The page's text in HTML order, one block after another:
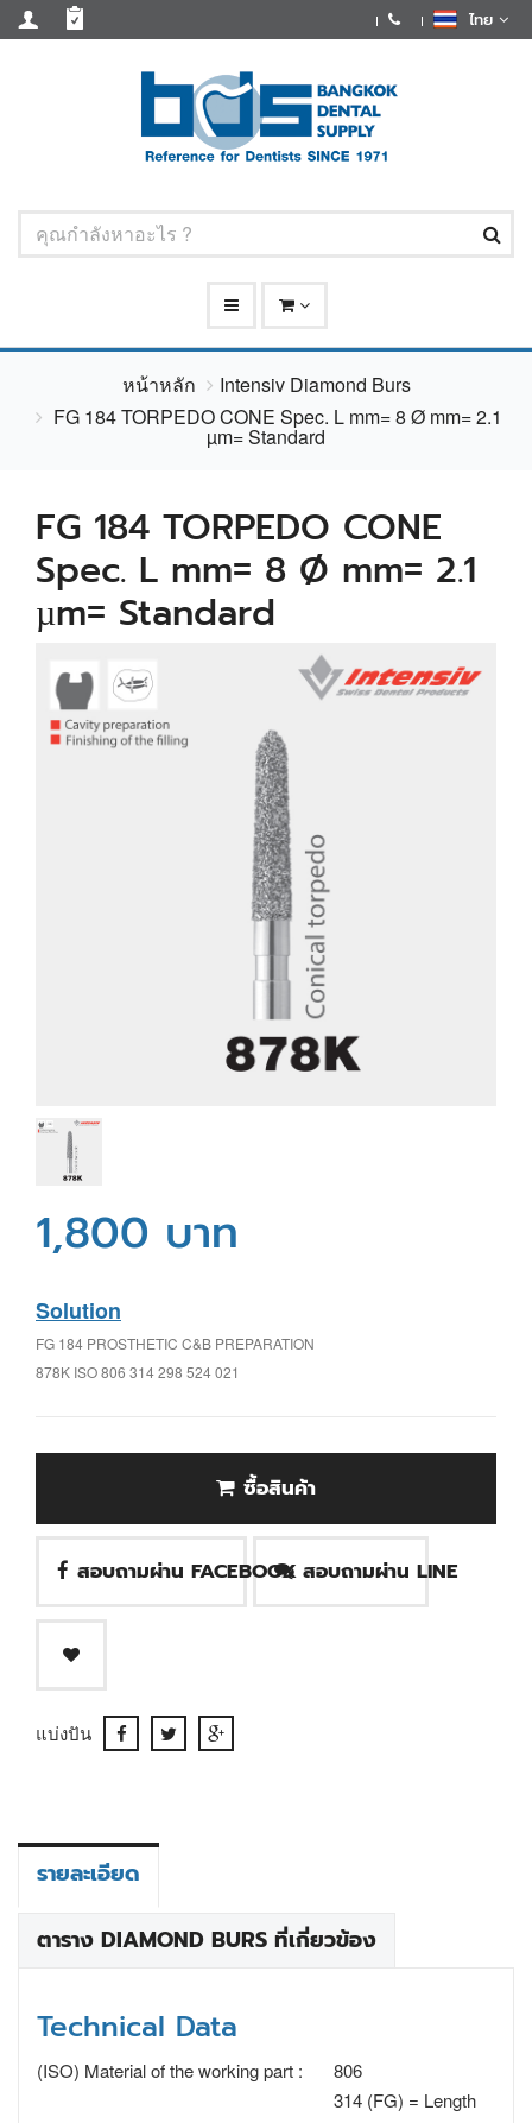
ไทย
หน้าหลัก
Intensiv Diamond Burs
FG 184 TORPEDO CONE Spec. L mm= 8 Ø mm= 2.1
µm= Standard
FG 184 TORPEDO CONE
Spec. L mm= 8 Ø mm= 2.1
µm= Standard
1,800 บาท
Solution
FG 184 PROSTHETIC C&B PREPARATION
878K ISO 806 314 298 524 021
ซื้อสินค้า
สอบถามผ่าน FACEBOOK สอบถามผ่าน LINE
แบ่งปัน
รายละเอียด
ตาราง DIAMOND BURS ที่เกี่ยวข้อง
Technical Data
(ISO) Material of the working part : 806
314 (FG) = Length